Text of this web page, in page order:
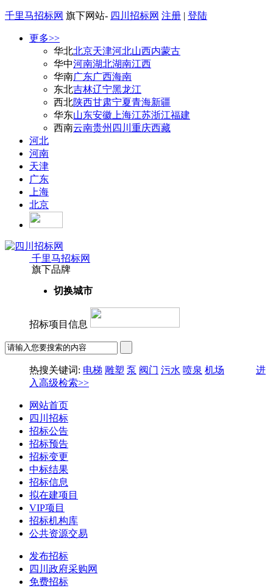
千里马招标网 旗下网站- 四川招标网 注册 | 登陆
更多>>
华北北京天津河北山西内蒙古
华中河南湖北湖南江西
华南广东广西海南
东北吉林辽宁黑龙江
西北陕西甘肃宁夏青海新疆
华东山东安徽 上海江苏浙江福建
西南云南贵州 四川 重庆西藏
河北
河南
天津
广东
上海
北京
千里马招标网
旗下品牌
切换城市
招标项目信息
热搜关键词: 电梯 雕塑 泵 阀门 污水 喷泉 机场
进
入高级检索>>
网站首页
四川招标
招标公告
招标预告
招标变更
中标结果
招标信息
拟在建项目
VIP项目
招标机构库
公共资源交易
发布招标
四川政府采购网
免费招标